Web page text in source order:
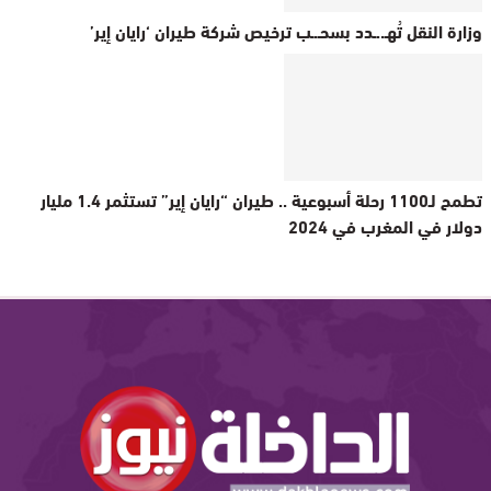
وزارة النقل تُهـ..ـدد بسحـ.ـب ترخيص شركة طيران ‘رايان إير’
تطمح لـ1100 رحلة أسبوعية .. طيران “رايان إير” تستثمر 1.4 مليار
دولار في المغرب في 2024